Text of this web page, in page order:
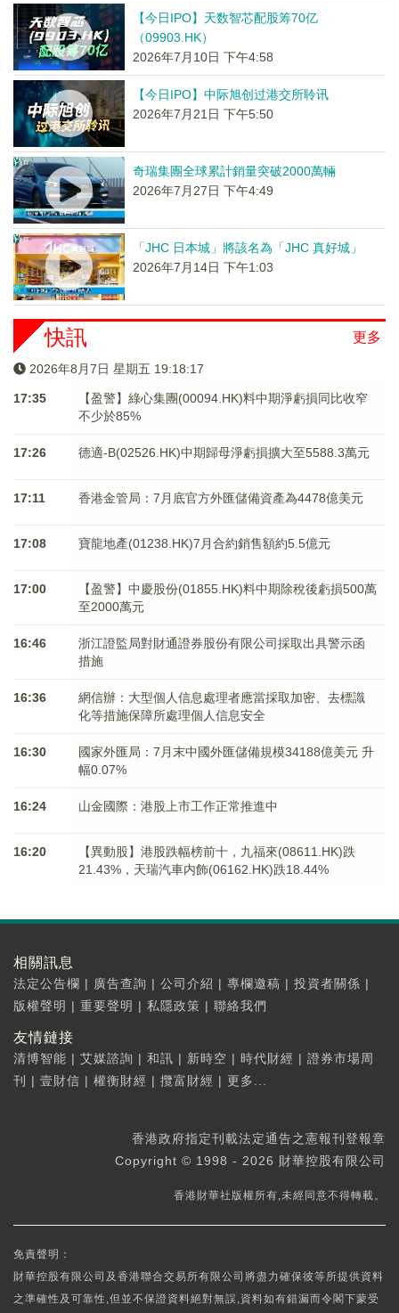
【今日IPO】天数智芯配股筹70亿
（09903.HK）
2026年7月10日 下午4:58
【今日IPO】中际旭创过港交所聆讯
2026年7月21日 下午5:50
奇瑞集團全球累計銷量突破2000萬輛
2026年7月27日 下午4:49
「JHC 日本城」將該名為「JHC 真好城」
2026年7月14日 下午1:03
更多
快訊
2026年8月7日 星期五 19:18:18
17:35
【盈警】綠心集團(00094.HK)料中期淨虧損同比收窄
不少於85%
17:26 德適-B(02526.HK)中期歸母淨虧損擴大至5588.3萬元
17:11 香港金管局：7月底官方外匯儲備資產為4478億美元
17:08 寶龍地產(01238.HK)7月合約銷售額約5.5億元
17:00
【盈警】中慶股份(01855.HK)料中期除稅後虧損500萬
至2000萬元
16:46
浙江證監局對財通證券股份有限公司採取出具警示函
措施
16:36
網信辦：大型個人信息處理者應當採取加密、去標識
化等措施保障所處理個人信息安全
16:30
國家外匯局：7月末中國外匯儲備規模34188億美元 升
幅0.07%
16:24 山金國際：港股上市工作正常推進中
16:20
【異動股】港股跌幅榜前十，九福來(08611.HK)跌
21.43%，天瑞汽車内飾(06162.HK)跌18.44%
相關訊息
法定公告欄 | 廣告查詢 | 公司介紹 | 專欄邀稿 | 投資者關係 |
版權聲明 | 重要聲明 | 私隱政策 | 聯絡我們
友情鏈接
清博智能 | 艾媒諮詢 | 和訊 | 新時空 | 時代財經 | 證券市場周
刊
| 壹財信 | 權衡財經 | 攬富財經 | 更多...
香港政府指定刊載法定通告之憲報刊登報章
Copyright © 1998 - 2026 財華控股有限公司
香港財華社版權所有,未經同意不得轉載。
免責聲明：
財華控股有限公司及香港聯合交易所有限公司將盡力確保彼等所提供資料
之準確性及可靠性,但並不保證資料絕對無誤,資料如有錯漏而令閣下蒙受